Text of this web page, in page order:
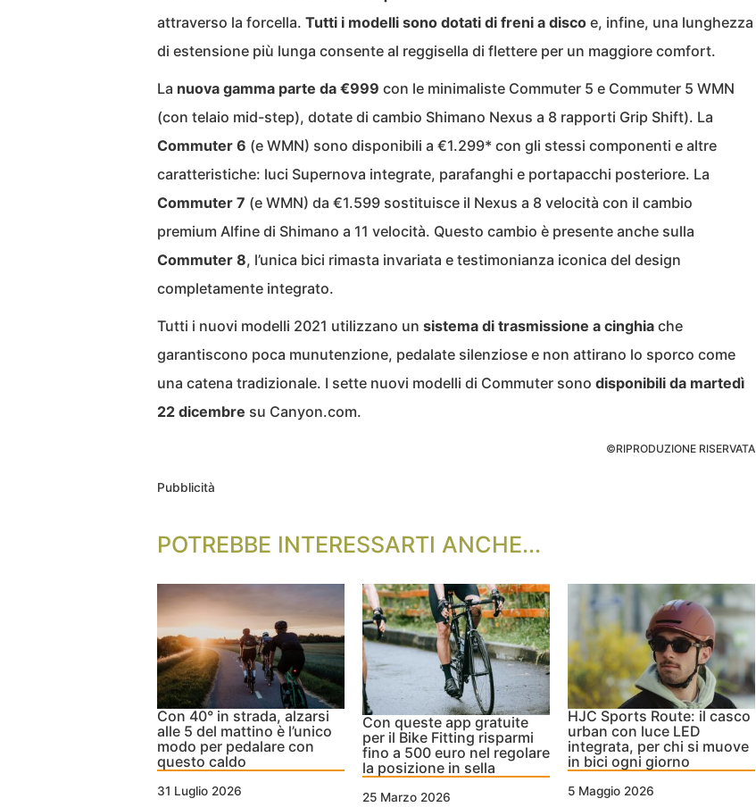
attraverso la forcella. Tutti i modelli sono dotati di freni a disco e, infine, una lunghezza
di estensione più lunga consente al reggisella di flettere per un maggiore comfort.
La nuova gamma parte da €999 con le minimaliste Commuter 5 e Commuter 5 WMN
(con telaio mid-step), dotate di cambio Shimano Nexus a 8 rapporti Grip Shift). La
Commuter 6 (e WMN) sono disponibili a €1.299* con gli stessi componenti e altre
caratteristiche: luci Supernova integrate, parafanghi e portapacchi posteriore. La
Commuter 7 (e WMN) da €1.599 sostituisce il Nexus a 8 velocità con il cambio
premium Alfine di Shimano a 11 velocità. Questo cambio è presente anche sulla
Commuter 8, l’unica bici rimasta invariata e testimonianza iconica del design
completamente integrato.
Tutti i nuovi modelli 2021 utilizzano un sistema di trasmissione a cinghia che
garantiscono poca munutenzione, pedalate silenziose e non attirano lo sporco come
una catena tradizionale. I sette nuovi modelli di Commuter sono disponibili da martedì
22 dicembre su Canyon.com.
©RIPRODUZIONE RISERVATA
Pubblicità
POTREBBE INTERESSARTI ANCHE...
Con 40° in strada, alzarsi
alle 5 del mattino è l’unico
modo per pedalare con
questo caldo
31 Luglio 2026
Con queste app gratuite
per il Bike Fitting risparmi
fino a 500 euro nel regolare
la posizione in sella
25 Marzo 2026
HJC Sports Route: il casco
urban con luce LED
integrata, per chi si muove
in bici ogni giorno
5 Maggio 2026